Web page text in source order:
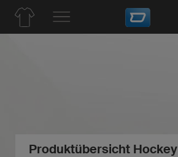
Produktübersicht Hockey